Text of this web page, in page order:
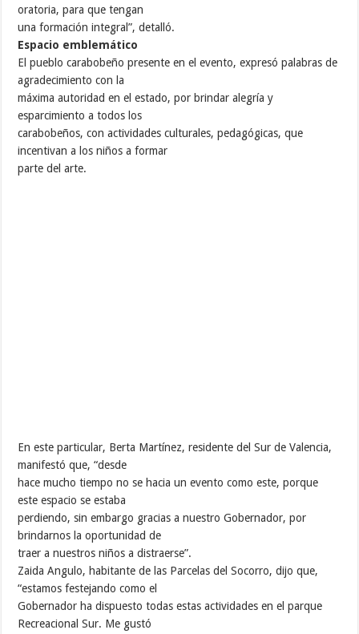
oratoria, para que tengan
una formación integral”, detalló.
Espacio emblemático
El pueblo carabobeño presente en el evento, expresó palabras de
agradecimiento con la
máxima autoridad en el estado, por brindar alegría y
esparcimiento a todos los
carabobeños, con actividades culturales, pedagógicas, que
incentivan a los niños a formar
parte del arte.
En este particular, Berta Martínez, residente del Sur de Valencia,
manifestó que, “desde
hace mucho tiempo no se hacia un evento como este, porque
este espacio se estaba
perdiendo, sin embargo gracias a nuestro Gobernador, por
brindarnos la oportunidad de
traer a nuestros niños a distraerse”.
Zaida Angulo, habitante de las Parcelas del Socorro, dijo que,
“estamos festejando como el
Gobernador ha dispuesto todas estas actividades en el parque
Recreacional Sur. Me gustó